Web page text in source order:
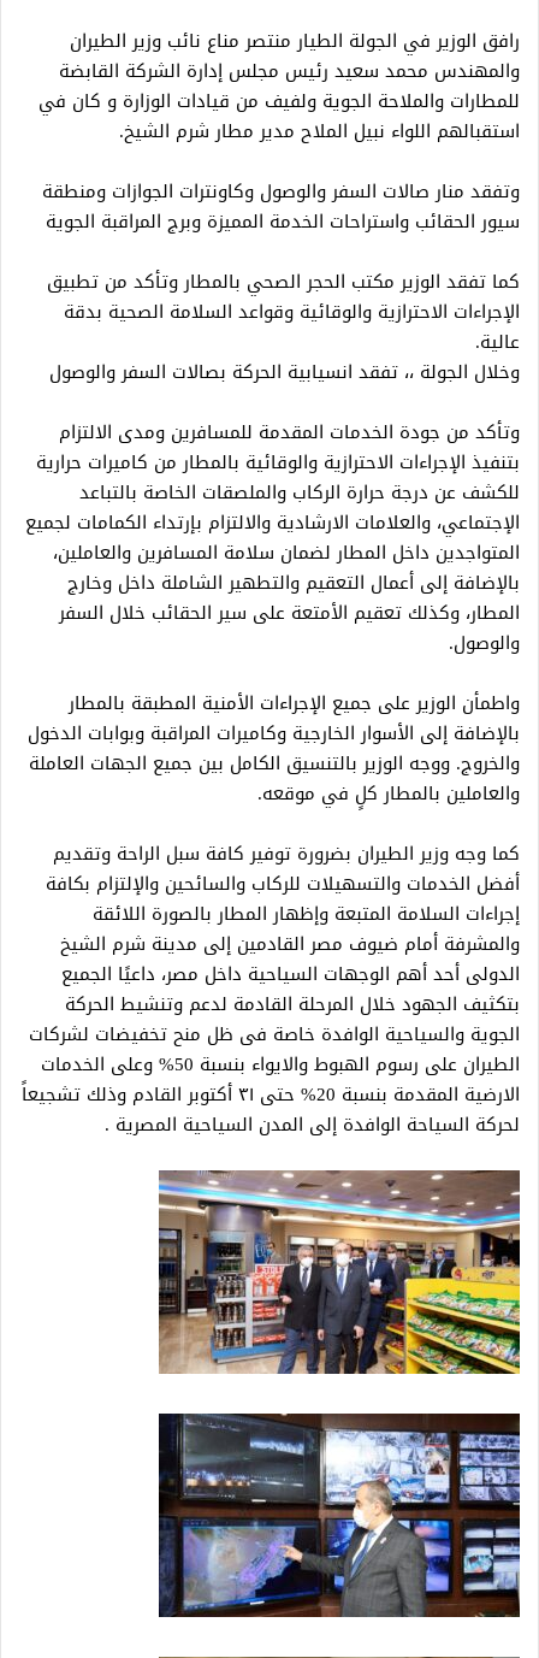
رافق الوزير في الجولة الطيار منتصر مناع نائب وزير الطيران
والمهندس محمد سعيد رئيس مجلس إدارة الشركة القابضة
للمطارات والملاحة الجوية ولفيف من قيادات الوزارة و كان في
استقبالهم اللواء نبيل الملاح مدير مطار شرم الشيخ.
وتفقد منار صالات السفر والوصول وكاونترات الجوازات ومنطقة
سيور الحقائب واستراحات الخدمة المميزة وبرج المراقبة الجوية
كما تفقد الوزير مكتب الحجر الصحي بالمطار وتأكد من تطبيق
الإجراءات الاحترازية والوقائية وقواعد السلامة الصحية بدقة
عالية.
وخلال الجولة ،، تفقد انسيابية الحركة بصالات السفر والوصول
وتأكد من جودة الخدمات المقدمة للمسافرين ومدى الالتزام
بتنفيذ الإجراءات الاحترازية والوقائية بالمطار من كاميرات حرارية
للكشف عن درجة حرارة الركاب والملصقات الخاصة بالتباعد
الإجتماعي، والعلامات الارشادية والالتزام بإرتداء الكمامات لجميع
المتواجدين داخل المطار لضمان سلامة المسافرين والعاملين،
بالإضافة إلى أعمال التعقيم والتطهير الشاملة داخل وخارج
المطار، وكذلك تعقيم الأمتعة على سير الحقائب خلال السفر
والوصول.
واطمأن الوزير على جميع الإجراءات الأمنية المطبقة بالمطار
بالإضافة إلى الأسوار الخارجية وكاميرات المراقبة وبوابات الدخول
والخروج. ووجه الوزير بالتنسيق الكامل بين جميع الجهات العاملة
والعاملين بالمطار كلٍ في موقعه.
كما وجه وزير الطيران بضرورة توفير كافة سبل الراحة وتقديم
أفضل الخدمات والتسهيلات للركاب والسائحين والإلتزام بكافة
إجراءات السلامة المتبعة وإظهار المطار بالصورة اللائقة
والمشرفة أمام ضيوف مصر القادمين إلى مدينة شرم الشيخ
الدولى أحد أهم الوجهات السياحية داخل مصر، داعيًا الجميع
بتكثيف الجهود خلال المرحلة القادمة لدعم وتنشيط الحركة
الجوية والسياحية الوافدة خاصة فى ظل منح تخفيضات لشركات
الطيران على رسوم الهبوط والايواء بنسبة 50% وعلى الخدمات
الارضية المقدمة بنسبة 20% حتى ٣١ أكتوبر القادم وذلك تشجيعاً
لحركة السياحة الوافدة إلى المدن السياحية المصرية .